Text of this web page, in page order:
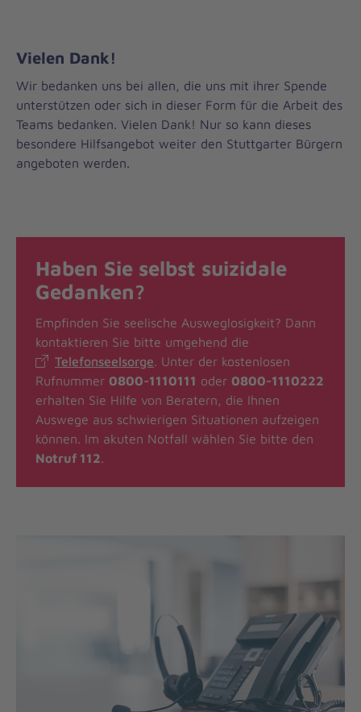
Vielen Dank!
Wir bedanken uns bei allen, die uns mit ihrer Spende
unterstützen oder sich in dieser Form für die Arbeit des
Teams bedanken. Vielen Dank! Nur so kann dieses
besondere Hilfsangebot weiter den Stuttgarter Bürgern
angeboten werden.
Haben Sie selbst suizidale
Gedanken?
Empfinden Sie seelische Ausweglosigkeit? Dann
kontaktieren Sie bitte umgehend die
Telefonseelsorge. Unter der kostenlosen
Rufnummer 0800-1110111 oder 0800-1110222
erhalten Sie Hilfe von Beratern, die Ihnen
Auswege aus schwierigen Situationen aufzeigen
können. Im akuten Notfall wählen Sie bitte den
Notruf 112.